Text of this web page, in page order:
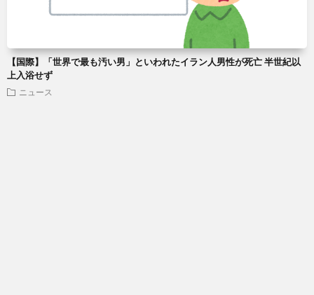
【国際】「世界で最も汚い男」といわれたイラン人男性が死亡 半世紀以
上入浴せず
ニュース